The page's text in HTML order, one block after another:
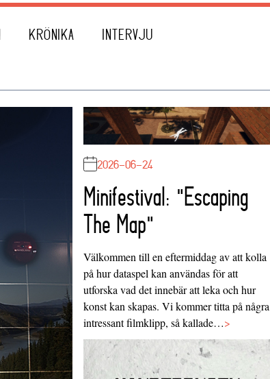
KRÖNIKA INTERVJU
2026-06-24
Minifestival: "Escaping
The Map"
Välkommen till en eftermiddag av att kolla
på hur dataspel kan användas för att
utforska vad det innebär att leka och hur
konst kan skapas. Vi kommer titta på några
intressant filmklipp, så kallade…>